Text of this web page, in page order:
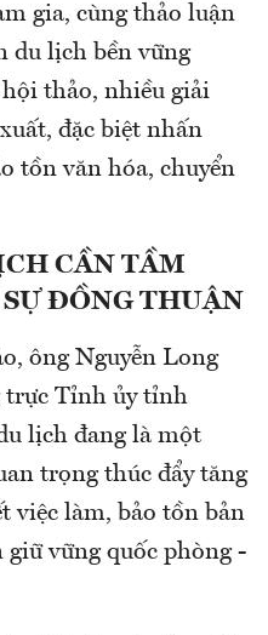
gia, cùng thảo luận
du lịch bền vững
thảo, nhiều giải
đặc biệt nhấn
tồn văn hóa, chuyển
CẦN TẦM
ĐỒNG THUẬN
ông Nguyễn Long
trực Tỉnh ủy tỉnh
lịch đang là một
trọng thúc đẩy tăng
việc làm, bảo tồn bản
giữ vững quốc phòng -